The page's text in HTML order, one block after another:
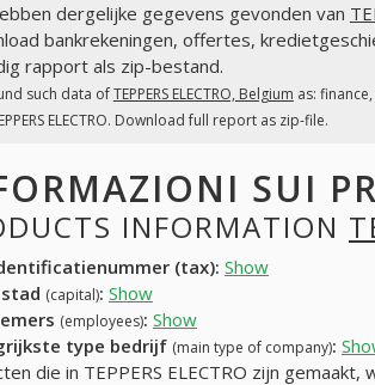
dergelijke gegevens gevonden van
bankrekeningen, offertes,
rapport als zip-bestand.
such data ofTEPPERS ELECTRO, Belgium as:
ELECTRO. Download full report as zip-file.
SUI
INFORMATION
(tax): Show
(capital): Show
(employees): Show
type bedrijf (main type of company):
die in TEPPERS ELECTRO zijn gemaakt,